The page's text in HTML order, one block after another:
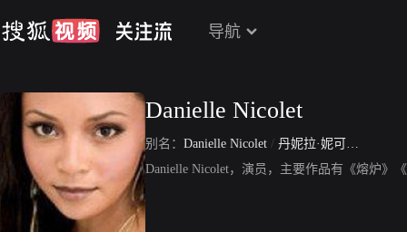
导航
Danielle Nicolet
别名： Danielle Nicolet / 丹妮拉·妮可莱特
Danielle Nicolet，演员，主要作品有《熔炉》